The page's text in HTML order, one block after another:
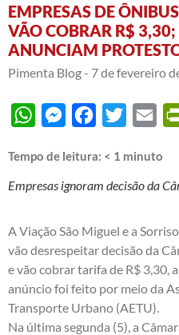
EMPRESAS DE
VÃO COBRAR R$ 3,30;
ANUNCIAM
Pimenta Blog - 7 de fevereiro
WhatsAppMessengerFacebook
Twitter
Tempo de leitura: < 1 minuto
Empresas ignoram decisão da
A Viação São Miguel e a
vão desrespeitar decisão da
e vão cobrar tarifa de R$ 3,30,
anúncio foi feito por meio da
Transporte Urbano (AETU).
Na última segunda (5), a